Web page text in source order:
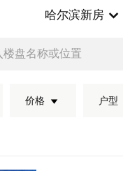
哈尔滨新房
楼盘名称或位置
价格 户型